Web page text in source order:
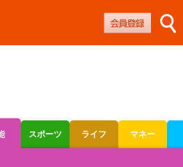
スポーツ ライフ マネー
レース